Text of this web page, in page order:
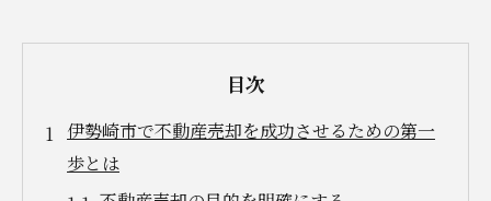
目次
伊勢崎市で不動産売却を成功させるための第一
歩とは